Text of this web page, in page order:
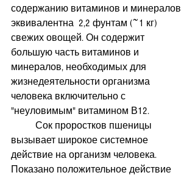
содержанию витаминов и минералов
эквивалентна  2,2 фунтам (~1 кг)
свежих овощей. Он содержит
большую часть витаминов и
минералов, необходимых для
жизнедеятельности организма
человека включительно с
"неуловимым" витамином В12.
вызывает широкое системное
действие на организм человека.
Показано положительное действие